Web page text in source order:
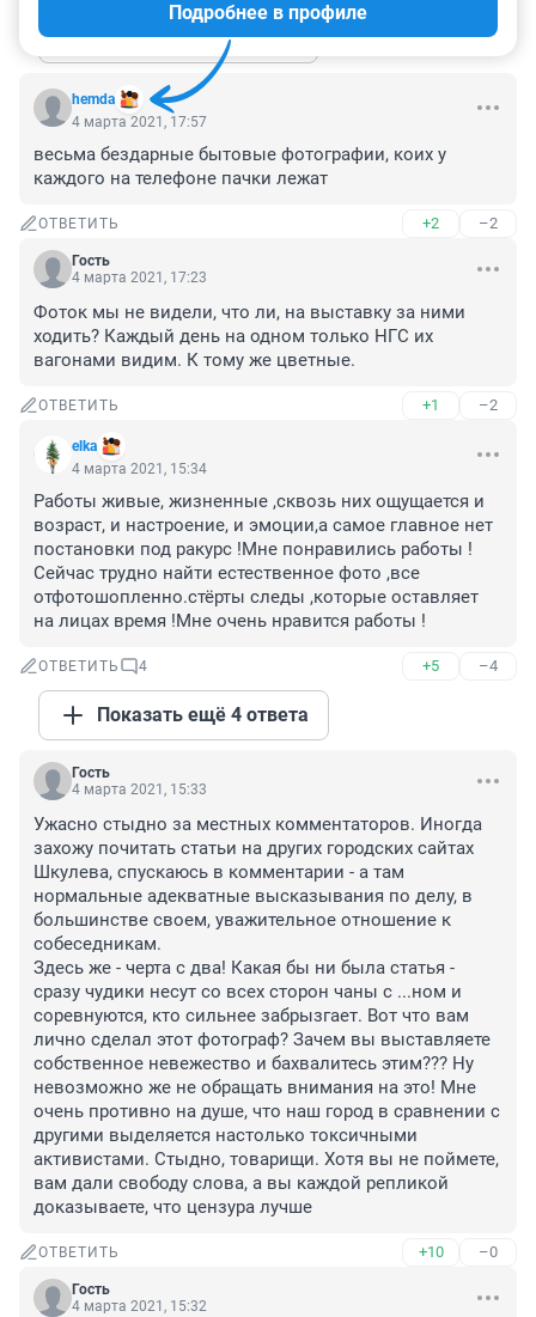
Показать ещё 1 ответ
hemda
Подробнее в профиле
4 марта 2021, 17:57
весьма бездарные бытовые фотографии, коих у
каждого на телефоне пачки лежат
ОТВЕТИТЬ +2 –2
Гость
4 марта 2021, 17:23
Фоток мы не видели, что ли, на выставку за ними
ходить? Каждый день на одном только НГС их
вагонами видим. К тому же цветные.
ОТВЕТИТЬ +1 –2
elka
4 марта 2021, 15:34
Работы живые, жизненные ,сквозь них ощущается и
возраст, и настроение, и эмоции,а самое главное нет
постановки под ракурс !Мне понравились работы !
Сейчас трудно найти естественное фото ,все
отфотошопленно.стёрты следы ,которые оставляет
на лицах время !Мне очень нравится работы !
ОТВЕТИТЬ 4 +5 –4
Показать ещё 4 ответа
Гость
4 марта 2021, 15:33
Ужасно стыдно за местных комментаторов. Иногда
захожу почитать статьи на других городских сайтах
Шкулева, спускаюсь в комментарии - а там
нормальные адекватные высказывания по делу, в
большинстве своем, уважительное отношение к
собеседникам.
Здесь же - черта с два! Какая бы ни была статья -
сразу чудики несут со всех сторон чаны с ...ном и
соревнуются, кто сильнее забрызгает. Вот что вам
лично сделал этот фотограф? Зачем вы выставляете
собственное невежество и бахвалитесь этим??? Ну
невозможно же не обращать внимания на это! Мне
очень противно на душе, что наш город в сравнении с
другими выделяется настолько токсичными
активистами. Стыдно, товарищи. Хотя вы не поймете,
вам дали свободу слова, а вы каждой репликой
доказываете, что цензура лучше
ОТВЕТИТЬ +10 –0
Гость
4 марта 2021, 15:32